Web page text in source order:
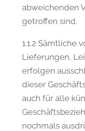
abweichenden
getroffen sind.
1.1.2 Sämtliche
Lieferungen,
erfolgen
dieser
auch für alle
nochmals